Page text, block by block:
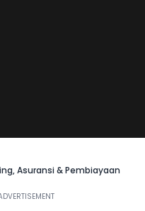
Asuransi & Pembiayaan